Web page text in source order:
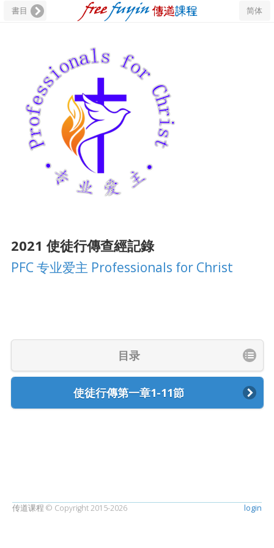
書目 简体
2021 使徒行傳查經記錄
PFC 专业爱主 Professionals for Christ
目录
使徒行傳第一章1-11節
传道课程 © Copyright 2015-2026 login